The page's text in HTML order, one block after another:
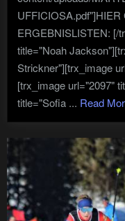
ERGEBNISLISTEN: [/
title="Noah
Strickner"][trx_image
[trx_image url="2097"
title="Sofia ... Read